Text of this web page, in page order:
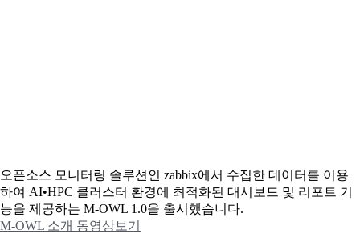
오픈소스 모니터링 솔루션인 zabbix에서 수집한 데이터를 이용
하여 AI•HPC 클러스터 환경에 최적화된 대시보드 및 리포트 기
능을 제공하는 M-OWL 1.0을 출시했습니다.
M-OWL 소개 동영상보기